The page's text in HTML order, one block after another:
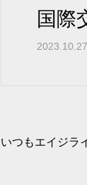
国際
2023.10.27
いつもエイジラ